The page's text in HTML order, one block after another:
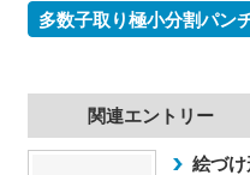
多数子取り極小分割パン
関連エントリー
絵づ